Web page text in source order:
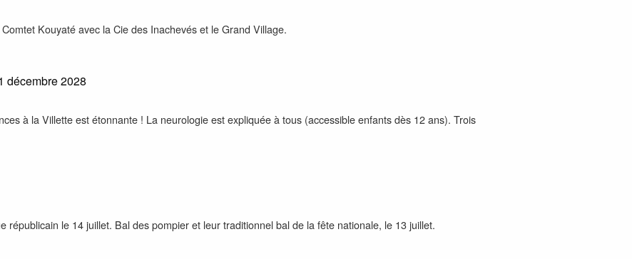
Kouyaté avec la Cie des Inachevés et le Grand Village.
décembre 2028
à la Villette est étonnante ! La neurologie est expliquée à tous (accessible enfants dès 12 ans). Trois
républicain le 14 juillet. Bal des pompier et leur traditionnel bal de la fête nationale, le 13 juillet.